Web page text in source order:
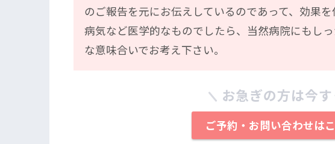
のご報告を元にお伝えしているのであって、効果を
病気など医学的なものでしたら、当然病院にもし
な意味合いでお考え下さい。
お急ぎの方は今す
ご予約・お問い合わせは